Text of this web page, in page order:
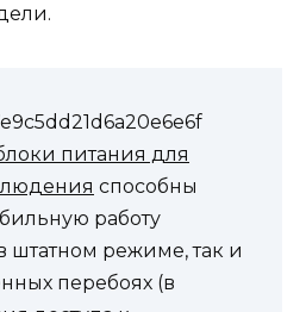
питания для
способны
работу
штатном режиме, так и
перебоях (в